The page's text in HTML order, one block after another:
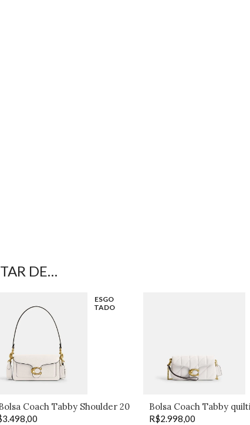
DE…
ESGO
TADO
Coach Tabby Shoulder 20
3.498,00
Bolsa Coach Tabby
R$2.998,00